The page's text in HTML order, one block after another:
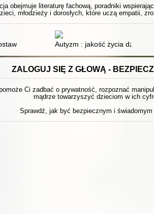
obejmuje literaturę fachową, poradniki
młodzieży i dorosłych, które uczą empatii,
jak odzyskać energię, zredukować
za sobą oczekiwania innych i żyj według
Autyzm : jakość życia dzieci z
ZALOGUJ SIĘ Z GŁOWĄ -
Ci zadbać o prywatność, rozpoznać
mądrze towarzyszyć dzieciom w ich
Sprawdź, jak być bezpiecznym i